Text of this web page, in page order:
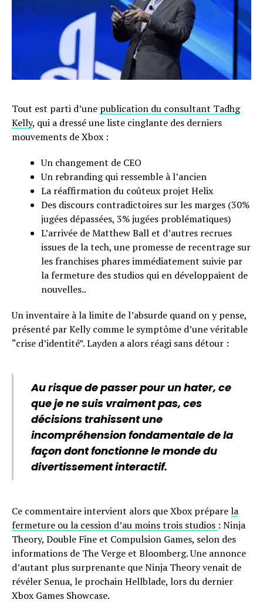
Tout est parti d’une publication du consultant Tadhg
Kelly, qui a dressé une liste cinglante des derniers
mouvements de Xbox :
Un changement de CEO
Un rebranding qui ressemble à l’ancien
La réaffirmation du coûteux projet Helix
Des discours contradictoires sur les marges (30%
jugées dépassées, 3% jugées problématiques)
L’arrivée de Matthew Ball et d’autres recrues
issues de la tech, une promesse de recentrage sur
les franchises phares immédiatement suivie par
la fermeture des studios qui en développaient de
nouvelles..
Un inventaire à la limite de l’absurde quand on y pense,
présenté par Kelly comme le symptôme d’une véritable
“crise d’identité”. Layden a alors réagi sans détour :
Au risque de passer pour un hater, ce
que je ne suis vraiment pas, ces
décisions trahissent une
incompréhension fondamentale de la
façon dont fonctionne le monde du
divertissement interactif.
Ce commentaire intervient alors que Xbox préparela
fermeture ou la cession d’au moins trois studios : Ninja
Theory, Double Fine et Compulsion Games, selon des
informations de The Verge et Bloomberg. Une annonce
d’autant plus surprenante que Ninja Theory venait de
révéler Senua, le prochain Hellblade, lors du dernier
Xbox Games Showcase.